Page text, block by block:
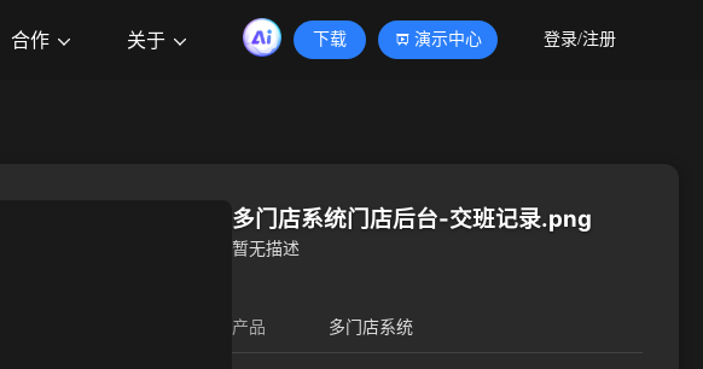
合作 关于 下载 演示中心 登录/注册
多门店系统门店后台-交班记录.png
暂无描述
产品 多门店系统